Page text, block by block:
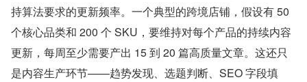
持算法要求的更新频率。一个典型的跨境店铺，假设有 50
个核心品类和 200 个 SKU，要维持对每个产品的持续内容
更新，每周至少需要产出 15 到 20 篇高质量文章。这还只
是内容生产环节——趋势发现、选题判断、SEO 字段填